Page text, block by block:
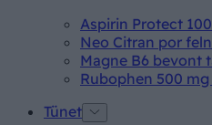
Aspirin Protect
Neo Citran por
Magne B6 bevont
Rubophen 500
Tünet